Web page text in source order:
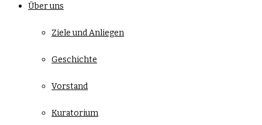
Über uns
Ziele und Anliegen
Geschichte
Vorstand
Kuratorium